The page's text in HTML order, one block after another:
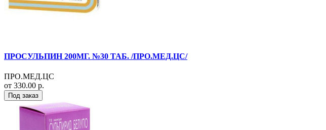
ПРОСУЛЬПИН 200МГ. №30 ТАБ. /ПРО.МЕД.ЦС/
ПРО.МЕД.ЦС
от 330.00 р.
Под заказ